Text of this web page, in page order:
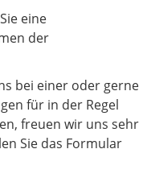
eine
der
bei einer oder gerne
für in der Regel
freuen wir uns sehr
Sie das Formular